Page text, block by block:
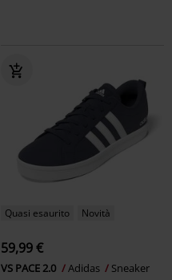
Quasi esaurito Novità
59,99 €
VS PACE 2.0 Adidas Sneaker